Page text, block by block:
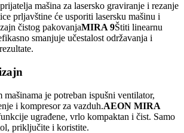
mašina za lasersko graviranje i rezanje
prljavštine će usporiti lasersku mašinu i
čistog pakovanjaMIRA 9Štiti linearnu
smanjuje učestalost održavanja i
mašinama je potreban ispušni ventilator,
i kompresor za vazduh.AEON MIRA
ugrađene, vrlo kompaktan i čist. Samo
priključite i koristite.